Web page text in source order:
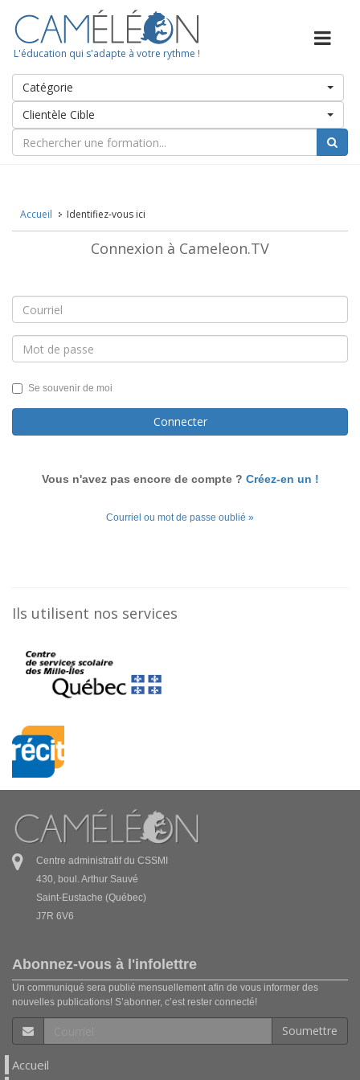
L'éducation qui s'adapte à votre rythme !
Catégorie
Clientèle Cible
Accueil Identifiez-vous ici
Connexion à Cameleon.TV
Se souvenir de moi
Connecter
Vous n'avez pas encore de compte ? Créez-en un !
Courriel ou mot de passe oublié »
Ils utilisent nos services
Centre administratif du CSSMI
430, boul. Arthur Sauvé
Saint-Eustache (Québec)
J7R 6V6
Abonnez-vous à l'infolettre
Un communiqué sera publié mensuellement afin de vous informer des
nouvelles publications! S’abonner, c’est rester connecté!
Soumettre
Accueil